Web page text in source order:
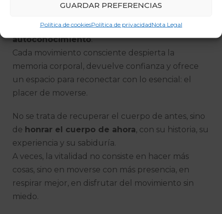
c
s
n
GUARDAR PREFERENCIAS
Política de cookiesPolítica de privacidadNota Legal
el tiempo en una práctica de
autoconocimiento.
Cada movimiento consciente despierta la
memoria corporal, devuelve confianza y ofrece
un espacio para reconectar con lo esencial: el
placer de moverse.
No se trata de recuperar el cuerpo de antes, sino
de honrar el cuerpo de ahora, con su historia, su
experiencia y su sabiduría.
A veces, la vitalidad no consiste en hacer más
cosas, sino en moverse con más presencia, en
respirar mejor, en disfrutar del movimiento sin
miedo.